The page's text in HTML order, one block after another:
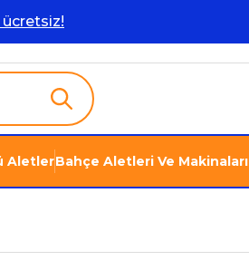
AletlerBahçe Aletleri Ve Makinaları